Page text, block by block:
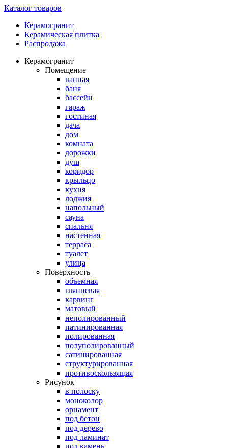
Каталог товаров
Керамогранит
Керамическая плитка
Распродажа
Керамогранит
Помещение
ванная
баня
бассейн
гараж
гостиная
дача
дом
комната
дорожки
душ
коридор
крыльцо
кухня
лоджия
напольный
сауна
спальня
настенная
терраса
туалет
улица
Поверхность
объемная
глянцевая
карвинг
матовый
неполированный
патинированная
полированная
полуполированный
сатинированная
структурированная
противоскользящая
Рисунок
в полоску
моноколор
орнамент
под бетон
под дерево
под ламинат
под камень